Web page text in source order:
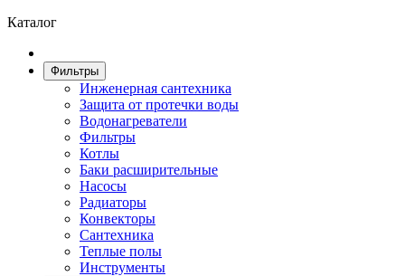
Каталог
Фильтры
Инженерная сантехника
Защита от протечки воды
Водонагреватели
Фильтры
Котлы
Баки расширительные
Насосы
Радиаторы
Конвекторы
Сантехника
Теплые полы
Инструменты